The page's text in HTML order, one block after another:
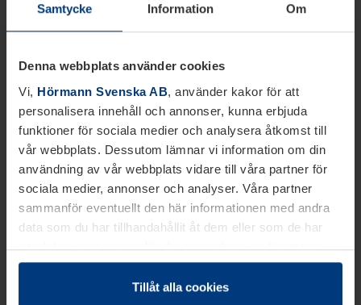
Samtycke Information Om
Denna webbplats använder cookies
Vi, Hörmann Svenska AB, använder kakor för att
personalisera innehåll och annonser, kunna erbjuda
funktioner för sociala medier och analysera åtkomst till
vår webbplats. Dessutom lämnar vi information om din
användning av vår webbplats vidare till våra partner för
sociala medier, annonser och analyser. Våra partner
sammanför eventuellt den här informationen med andra
data som du har tillhandahållit åt dem eller som de har
samlat in inom ramen för din användning av tjänsterna.
Juridiskt kan vi lagra kakor på din enhet, om de är
absolut nödvändiga för driften av den här webbplatsen.
Tillåt alla cookies